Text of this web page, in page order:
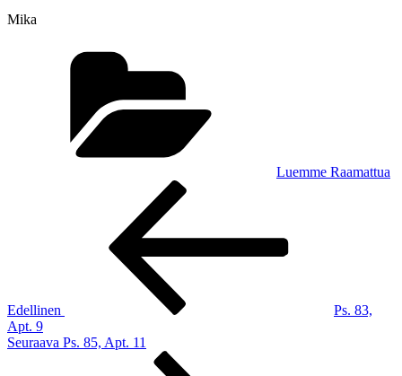
Mika
Luemme Raamattua
Edellinen
Ps. 83,
Apt. 9
Seuraava
Seuraava Ps. 85, Apt. 11